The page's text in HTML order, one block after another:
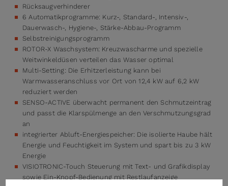
Rücksaugverhinderer
6 Automatikprogramme: Kurz-, Standard-, Intensiv-,
Dauerwasch-, Hygiene-, Stärke-Abbau-Programm
Selbstreinigungsprogramm
ROTOR-X Waschsystem: Kreuzwascharme und spezielle
Weitwinkeldüsen verteilen das Wasser optimal
Multi-Setting: Die Erhitzerleistung kann bei
Warmwasseranschluss vor Ort von 12,4 kW auf 6,2 kW
reduziert werden
SENSO-ACTIVE überwacht permanent den Schmutzeintrag
und passt die Klarspülmenge an den Verschmutzungsgrad
an
integrierter Abluft-Energiespeicher: Die isolierte Haube hält
Energie und Feuchtigkeit im System und spart bis zu 3 kW
Energie
VISIOTRONIC-Touch Steuerung mit Text- und Grafikdisplay
sowie Ein-Knopf-Bedienung mit Restlaufanzeige